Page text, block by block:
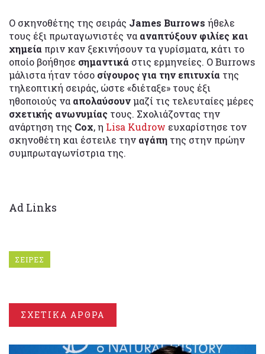
Ο σκηνοθέτης της σειράς James Burrows ήθελε
τους έξι πρωταγωνιστές να αναπτύξουν φιλίες και
χημεία πριν καν ξεκινήσουν τα γυρίσματα, κάτι το
οποίο βοήθησε σημαντικά στις ερμηνείες. Ο Burrows
μάλιστα ήταν τόσο σίγουρος για την επιτυχία της
τηλεοπτική σειράς, ώστε «διέταξε» τους έξι
ηθοποιούς να απολαύσουνμαζί τις τελευταίες μέρες
σχετικής ανωνυμίας τους. Σχολιάζοντας την
ανάρτηση της Cox, η Lisa Kudrow ευχαρίστησε τον
σκηνοθέτη και έστειλε την αγάπη της στην πρώην
συμπρωταγωνίστρια της.
Ad Links
ΣΕΙΡΕΣ
ΣΧΕΤΙΚΑ ΑΡΘΡΑ